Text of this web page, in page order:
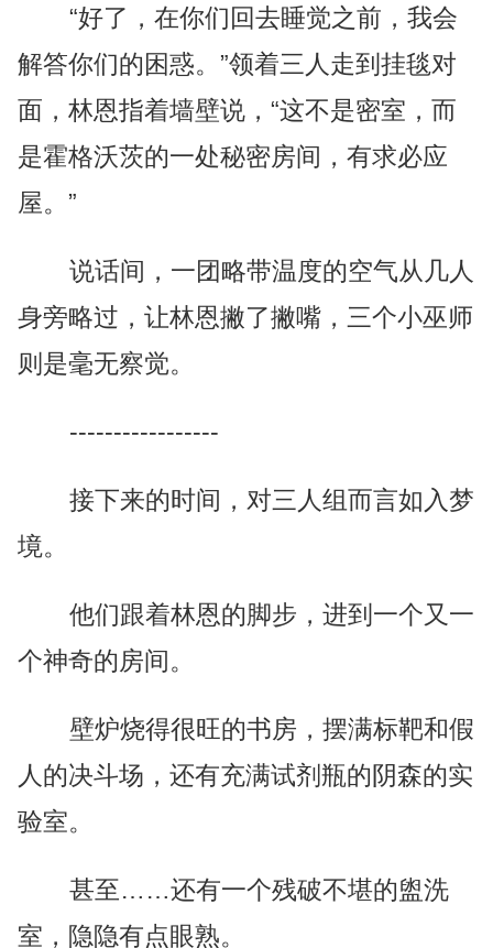
“好了，在你们回去睡觉之前，我会
解答你们的困惑。”领着三人走到挂毯对
面，林恩指着墙壁说，“这不是密室，而
是霍格沃茨的一处秘密房间，有求必应
屋。”
说话间，一团略带温度的空气从几人
身旁略过，让林恩撇了撇嘴，三个小巫师
则是毫无察觉。
-----------------
接下来的时间，对三人组而言如入梦
境。
他们跟着林恩的脚步，进到一个又一
个神奇的房间。
壁炉烧得很旺的书房，摆满标靶和假
人的决斗场，还有充满试剂瓶的阴森的实
验室。
甚至……还有一个残破不堪的盥洗
室，隐隐有点眼熟。